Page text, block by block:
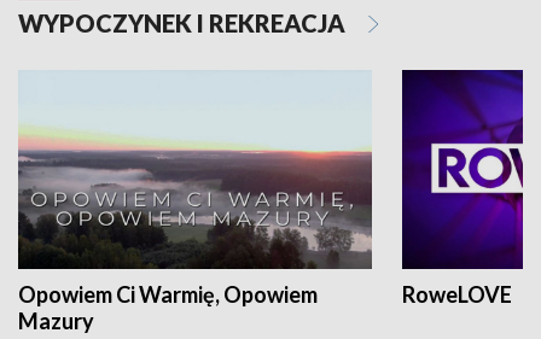
WYPOCZYNEK I REKREACJA
Opowiem Ci Warmię, Opowiem
Mazury
RoweLOVE